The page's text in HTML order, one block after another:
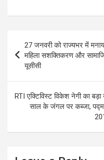
at
A
p
p
ce
b
o
k
e
a
navigation
27 जनवरी को राज्यभर में
महिला सशक्तिकरण और
यूसीसी
RTI एक्टिविस्ट विकेश नेगी का
साल के जंगल पर कब्जा,